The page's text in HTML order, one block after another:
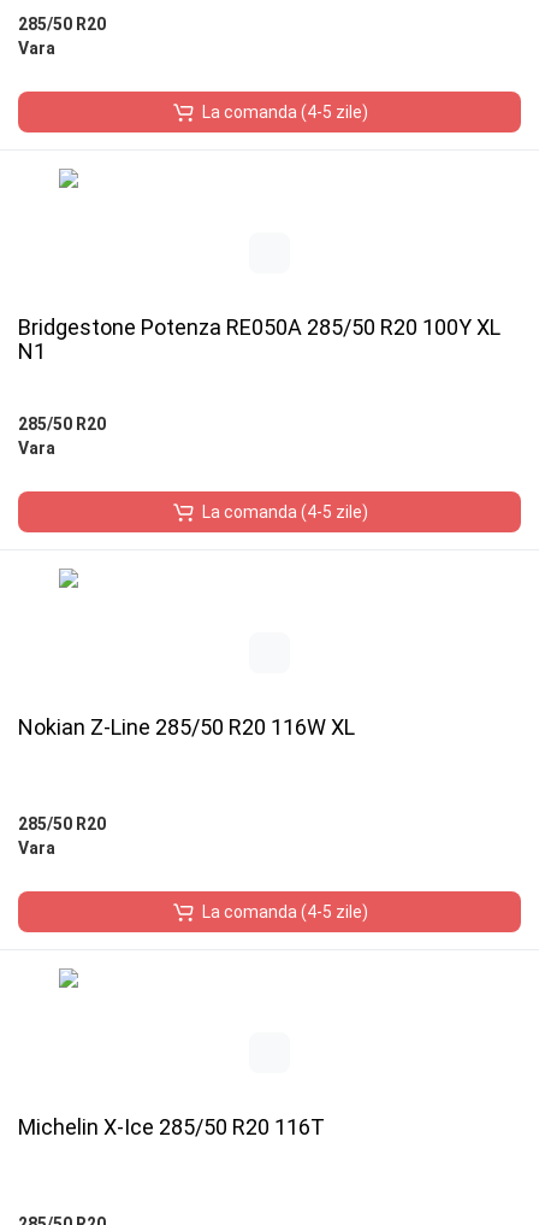
285/50 R20
Vara
La comanda (4-5 zile)
Bridgestone Potenza RE050A 285/50 R20 100Y XL
N1
285/50 R20
Vara
La comanda (4-5 zile)
Nokian Z-Line 285/50 R20 116W XL
285/50 R20
Vara
La comanda (4-5 zile)
Michelin X-Ice 285/50 R20 116T